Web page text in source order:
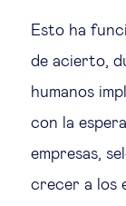
Esto ha
de acierto,
humanos
con la
empresas,
crecer a los